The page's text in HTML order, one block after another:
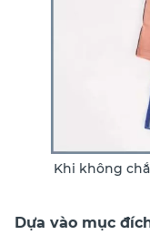
Khi không
Dựa vào mục